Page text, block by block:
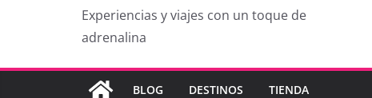
Experiencias y viajes con un toque de
adrenalina
BLOG DESTINOS TIENDA